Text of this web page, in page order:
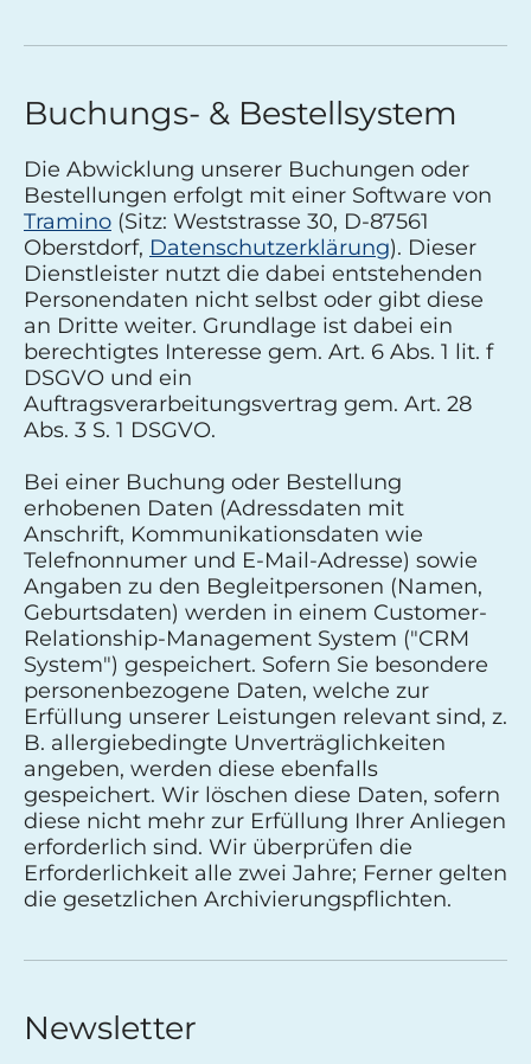
Buchungs- & Bestellsystem
Die Abwicklung unserer Buchungen oder
Bestellungen erfolgt mit einer Software von
Tramino (Sitz: Weststrasse 30, D-87561
Oberstdorf, Datenschutzerklärung). Dieser
Dienstleister nutzt die dabei entstehenden
Personendaten nicht selbst oder gibt diese
an Dritte weiter. Grundlage ist dabei ein
berechtigtes Interesse gem. Art. 6 Abs. 1 lit. f
DSGVO und ein
Auftragsverarbeitungsvertrag gem. Art. 28
Abs. 3 S. 1 DSGVO.
Bei einer Buchung oder Bestellung
erhobenen Daten (Adressdaten mit
Anschrift, Kommunikationsdaten wie
Telefnonnumer und E-Mail-Adresse) sowie
Angaben zu den Begleitpersonen (Namen,
Geburtsdaten) werden in einem Customer-
Relationship-Management System ("CRM
System") gespeichert. Sofern Sie besondere
personenbezogene Daten, welche zur
Erfüllung unserer Leistungen relevant sind, z.
B. allergiebedingte Unverträglichkeiten
angeben, werden diese ebenfalls
gespeichert. Wir löschen diese Daten, sofern
diese nicht mehr zur Erfüllung Ihrer Anliegen
erforderlich sind. Wir überprüfen die
Erforderlichkeit alle zwei Jahre; Ferner gelten
die gesetzlichen Archivierungspflichten.
Newsletter